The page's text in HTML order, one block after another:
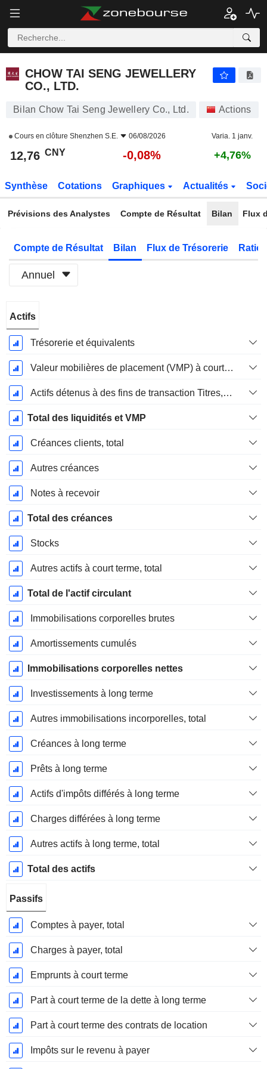
CHOW TAI SENG JEWELLERY
CO., LTD.
Bilan Chow Tai Seng Jewellery Co., Ltd. Actions
Cours en clôture Shenzhen S.E. 06/08/2026 Varia. 1 janv.
12,76 CNY -0,08% +4,76%
Synthèse Cotations Graphiques Actualités
Prévisions des Analystes Compte de Résultat Bilan Flux
Compte de Résultat Bilan Flux de Trésorerie
Annuel
Fiscale:
Décembre
Actifs
Trésorerie et équivalents
Valeur mobilières de placement (VMP) à court terme
Actifs détenus à des fins de transaction Titres, totalActifs détenus à des fins de transactions (Trading), Total.
Total des liquidités et VMP
Créances clients, total
Autres créances
Notes à recevoir
Total des créances
Stocks
Autres actifs à court terme, total
Total de l'actif circulant
Immobilisations corporelles brutes
Amortissements cumulés
Immobilisations corporelles nettes
Investissements à long terme
Autres immobilisations incorporelles, total
Créances à long terme
Prêts à long terme
Actifs d'impôts différés à long terme
Charges différées à long terme
Autres actifs à long terme, total
Total des actifs
Passifs
Comptes à payer, total
Charges à payer, total
Emprunts à court terme
Part à court terme de la dette à long terme
Part à court terme des contrats de location
Impôts sur le revenu à payer